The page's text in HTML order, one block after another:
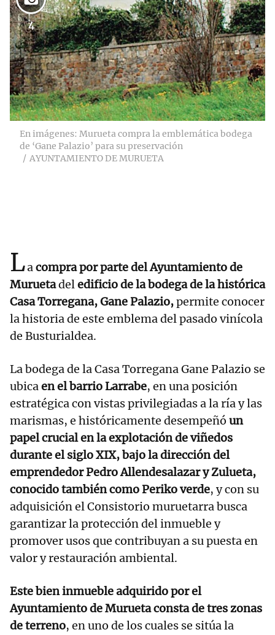
4
En imágenes: Murueta compra la emblemática bodega
de ‘Gane Palazio’ para su preservación
AYUNTAMIENTO DE MURUETA
Lacompra por parte del Ayuntamiento de
Muruetadeledificio de la bodega de la histórica
Casa Torregana, Gane Palazio,permite conocer
la historia de este emblema del pasado vinícola
de Busturialdea.
La bodega de la Casa Torregana Gane Palazio se
ubicaen el barrio Larrabe, en una posición
estratégica con vistas privilegiadas a la ría y las
marismas, e históricamente desempeñó un
papel crucial en la explotación de viñedos
durante el siglo XIX, bajo la dirección del
emprendedor Pedro Allendesalazar y Zulueta,
conocido también como Periko verde, y con su
adquisición el Consistorio muruetarra busca
garantizar la protección del inmueble y
promover usos que contribuyan a su puesta en
valor y restauración ambiental.
Este bien inmueble adquirido por el
Ayuntamiento de Murueta consta de tres zonas
de terreno, en uno de los cuales se sitúa la